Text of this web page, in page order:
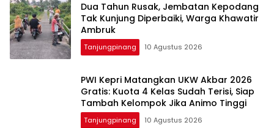
Dua Tahun Rusak, Jembatan Kepodang
Tak Kunjung Diperbaiki, Warga Khawatir
Ambruk
Tanjungpinang 10 Agustus 2026
PWI Kepri Matangkan UKW Akbar 2026
Gratis: Kuota 4 Kelas Sudah Terisi, Siap
Tambah Kelompok Jika Animo Tinggi
Tanjungpinang 10 Agustus 2026